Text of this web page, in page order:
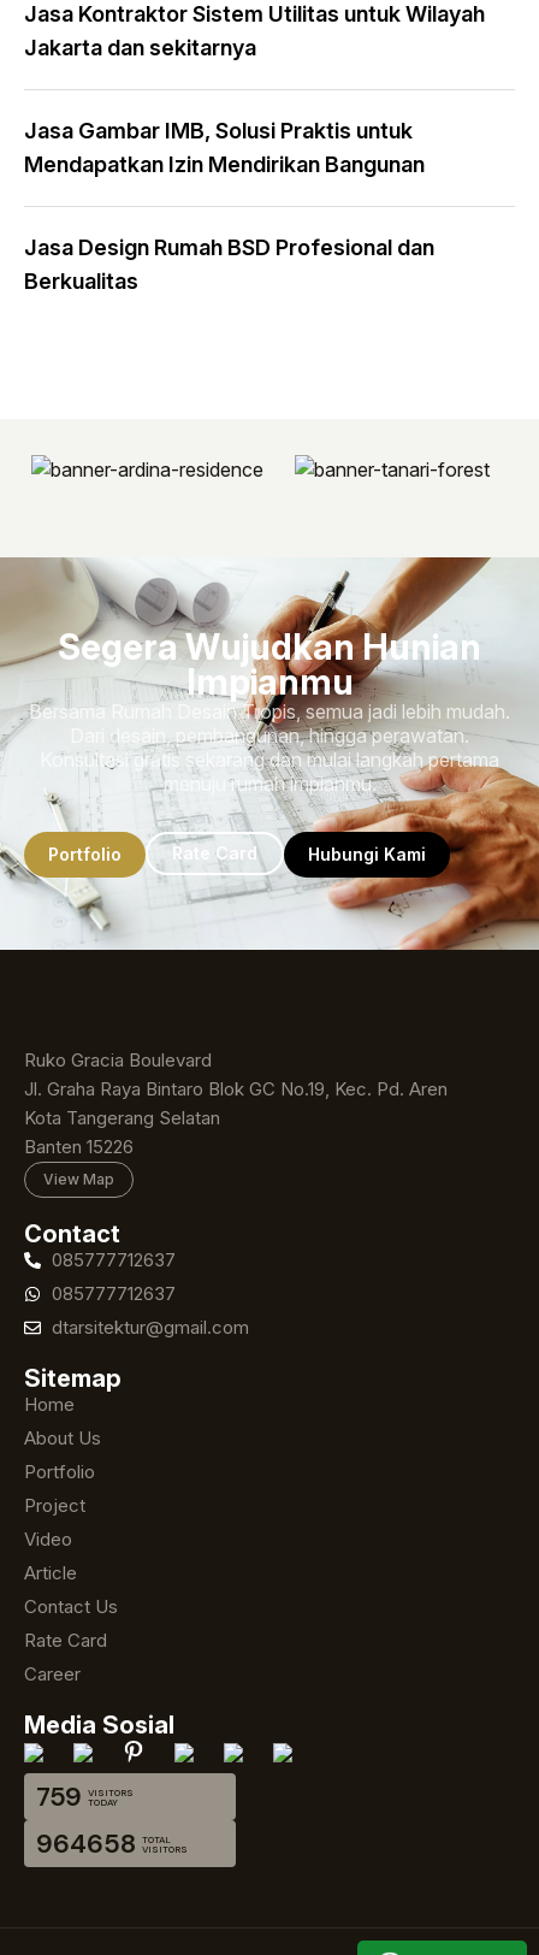
Jasa Kontraktor Sistem Utilitas untuk Wilayah
Jakarta dan sekitarnya
Jasa Gambar IMB, Solusi Praktis untuk
Mendapatkan Izin Mendirikan Bangunan
Jasa Design Rumah BSD Profesional dan
Berkualitas
Segera Wujudkan Hunian
Impianmu
Bersama Rumah Desain Tropis, semua jadi lebih mudah.
Dari desain, pembangunan, hingga perawatan.
Konsultasi gratis sekarang dan mulai langkah pertama
menuju rumah impianmu.
Portfolio Rate Card Hubungi Kami
Ruko Gracia Boulevard
Jl. Graha Raya Bintaro Blok GC No.19, Kec. Pd. Aren
Kota Tangerang Selatan
Banten 15226
View Map
Contact
085777712637
085777712637
dtarsitektur@gmail.com
Sitemap
Home
About Us
Portfolio
Project
Video
Article
Contact Us
Rate Card
Career
Media Sosial
759 VISITORS
TODAY
964658 TOTAL
VISITORS